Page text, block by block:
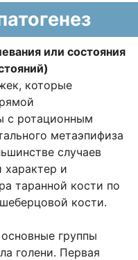
или состояния
которые
с ротационным
метаэпифиза
случаев
характер и
таранной кости по
кости.
группы
голени. Первая